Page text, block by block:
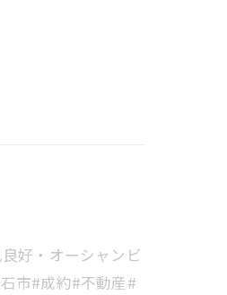
好・オーシャンビ
市#成約#不動産#